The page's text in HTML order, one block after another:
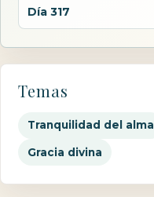
Día 317
Temas
Tranquilidad del alma
Gracia divina